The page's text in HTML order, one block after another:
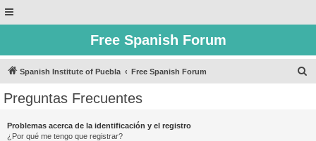
Free Spanish Forum
Spanish Institute of Puebla Free Spanish Forum
Preguntas Frecuentes
Problemas acerca de la identificación y el registro
¿Por qué me tengo que registrar?